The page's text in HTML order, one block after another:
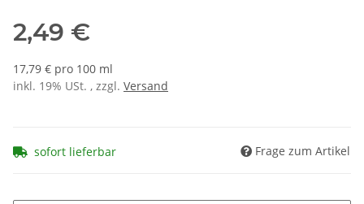
2,49 €
17,79 € pro 100 ml
inkl. 19% USt. , zzgl. Versand
sofort lieferbar Frage zum Artikel